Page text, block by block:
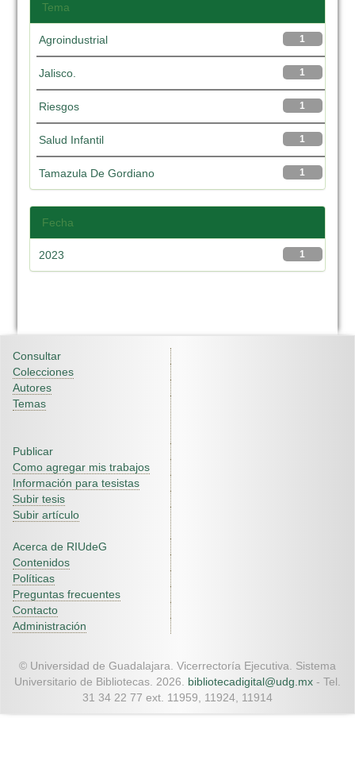
Tema
1
Agroindustrial
1
Jalisco.
1
Riesgos
1
Salud Infantil
1
Tamazula De Gordiano
Fecha
1
2023
Consultar
Colecciones
Autores
Temas
Publicar
Como agregar mis trabajos
Información para tesistas
Subir tesis
Subir artículo
Acerca de RIUdeG
Contenidos
Políticas
Preguntas frecuentes
Contacto
Administración
© Universidad de Guadalajara. Vicerrectoría Ejecutiva. Sistema
Universitario de Bibliotecas. 2026. bibliotecadigital@udg.mx - Tel.
31 34 22 77 ext. 11959, 11924, 11914